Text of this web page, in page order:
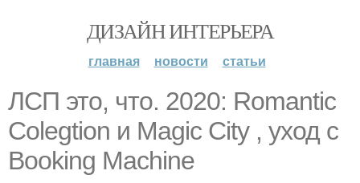
ДИЗАЙН ИНТЕРЬЕРА
главная новости статьи
ЛСП это, что. 2020: Romantic
Colegtion и Magic City , уход с
Booking Machine